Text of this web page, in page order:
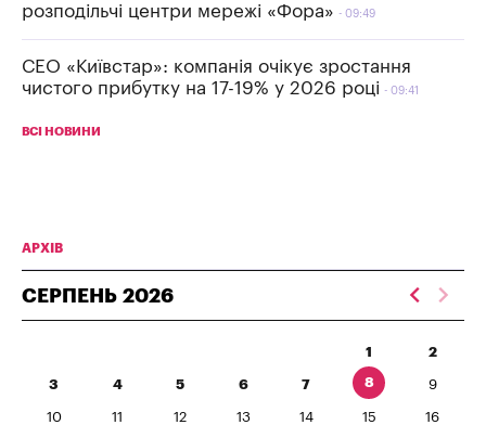
розподільчі центри мережі «Фора»
09:49
СЕО «Київстар»: компанія очікує зростання
чистого прибутку на 17-19% у 2026 році
09:41
ВСІ НОВИНИ
АРХІВ
СЕРПЕНЬ 2026
1 2
3 4 5 6 7 8 9
10 11 12 13 14 15 16